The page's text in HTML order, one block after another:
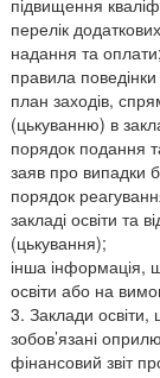
підвищення
перелік
надання та оплати;
правила поведінки
план заходів,
(цькуванню) в
порядок подання
заяв про випадки
порядок
закладі освіти та
(цькування);
інша інформація,
освіти або на
3. Заклади освіти,
зобов’язані
фінансовий звіт